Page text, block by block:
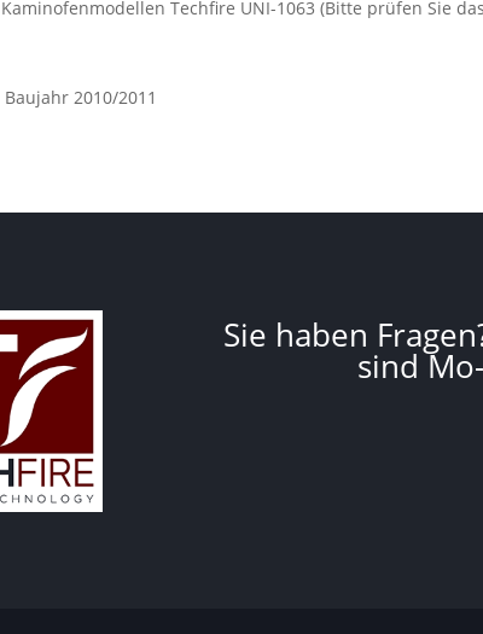
Techfire UNI-1063 (Bitte prüfen Sie
2010/2011
Sie haben
sind